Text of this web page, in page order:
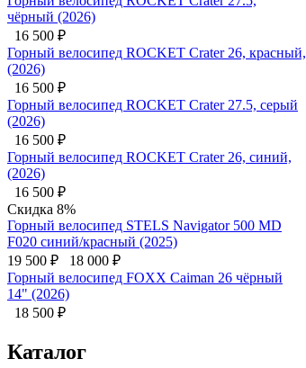
чёрный (2026)
16 500 ₽
Горный велосипед ROCKET Crater 26, красный,
(2026)
16 500 ₽
Горный велосипед ROCKET Crater 27.5, серый
(2026)
16 500 ₽
Горный велосипед ROCKET Crater 26, синий,
(2026)
16 500 ₽
Скидка 8%
Горный велосипед STELS Navigator 500 MD
F020 синий/красный (2025)
19 500 ₽ 18 000 ₽
Горный велосипед FOXX Caiman 26 чёрный
14" (2026)
18 500 ₽
Каталог